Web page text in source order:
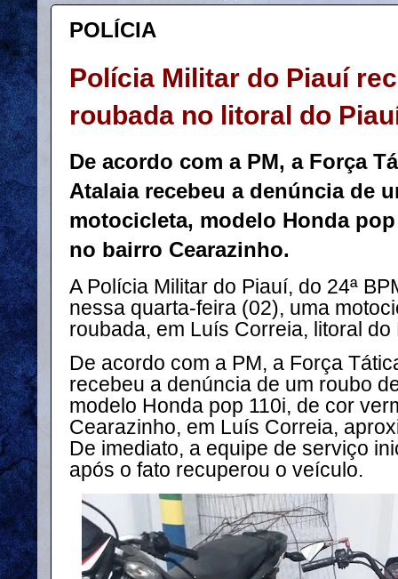
POLÍCIA
Polícia Militar do Piauí
roubada no litoral do
De acordo com a PM, a Força
Atalaia recebeu a denúncia de
motocicleta, modelo Honda
no bairro Cearazinho.
A Polícia Militar do Piauí, do 24ª
nessa quarta-feira (02), uma
roubada, em Luís Correia, litoral do
De acordo com a PM, a Força
recebeu a denúncia de um roubo
modelo Honda pop 110i, de cor
Cearazinho, em Luís Correia,
De imediato, a equipe de serviço
após o fato recuperou o veículo.